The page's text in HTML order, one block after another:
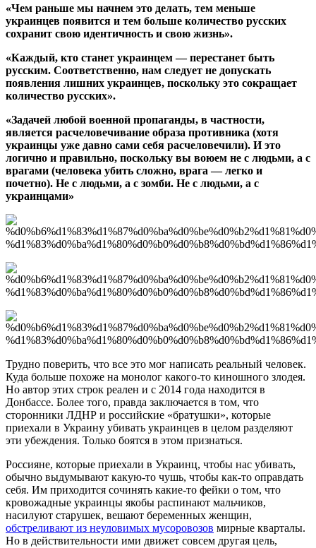
«Чем раньше мы начнем это делать, тем меньше
украинцев появится и тем больше количество русских
сохранит свою идентичность и свою жизнь».
«Каждый, кто станет украинцем — перестанет быть
русским. Соответственно, нам следует не допускать
появления лишних украинцев, поскольку это сокращает
количество русских».
«Задачей любой военной пропаганды, в частности,
является расчеловечивание образа противника (хотя
украинцы уже давно сами себя расчеловечили). И это
логично и правильно, поскольку вы воюем не с людьми, а с
врагами (человека убить сложно, врага — легко и
почетно). Не с людьми, а с зомби. Не с людьми, а с
украинцами»
Трудно поверить, что все это мог написать реальный человек.
Куда больше похоже на монолог какого-то киношного злодея.
Но автор этих строк реален и с 2014 года находится в
Донбассе. Более того, правда заключается в том, что
сторонники ЛДНР и российские «братушки», которые
приехали в Украину убивать украинцев в целом разделяют
эти убеждения. Только боятся в этом признаться.
Россияне, которые приехали в Украинц, чтобы нас убивать,
обычно выдумывают какую-то чушь, чтобы как-то оправдать
себя. Им приходится сочинять какие-то фейки о том, что
кровожадные украинцы якобы распинают мальчиков,
насилуют старушек, вешают беременных женщин,
обстреливают из неуловимых мусоровозов мирные кварталы.
Но в действительности ими движет совсем другая цель,